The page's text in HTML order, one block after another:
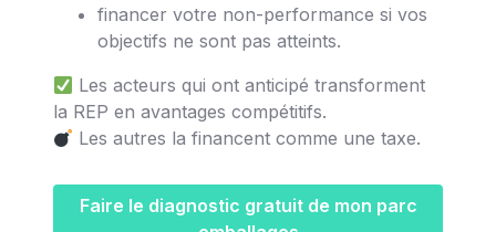
financer votre non-performance si vos
objectifs ne sont pas atteints.
Les acteurs qui ont anticipé transforment
la REP en avantages compétitifs.
Les autres la financent comme une taxe.
Faire le diagnostic gratuit de mon parc